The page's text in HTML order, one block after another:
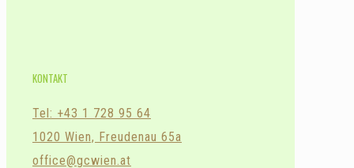
KONTAKT
Tel: +43 1 728 95 64
1020 Wien, Freudenau 65a
office@gcwien.at